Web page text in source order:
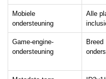
Mobiele
ondersteuning
Alle
Game-engine-
ondersteuning
Breed